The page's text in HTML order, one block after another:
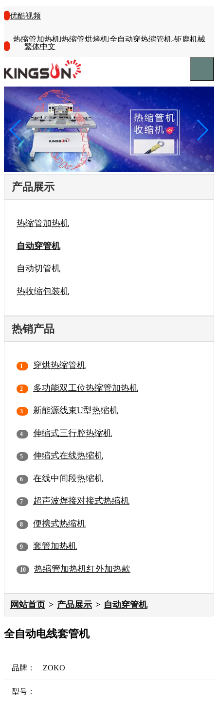
优酷视频
热缩管加热机|热缩管烘烤机|全自动穿热缩管机-钜鹿机械
繁体中文
产品展示
热缩管加热机
自动穿管机
自动切管机
热收缩包装机
热销产品
穿烘热缩管机
多功能双工位热缩管加热机
新能源线束U型热缩机
伸缩式三行腔热缩机
伸缩式在线热缩机
在线中间段热缩机
超声波焊接对接式热缩机
便携式热缩机
套管加热机
热缩管加热机红外加热款
网站首页 产品展示 自动穿管机
全自动电线套管机
品牌： ZOKO
型号：